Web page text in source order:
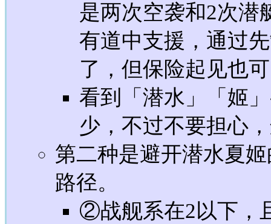
是两次空袭和2次潜
有道中支援，通过
了，但保险起见也
看到「潜水」「姬
少，不过不要担心
第二种是避开潜水夏
路径。
②战舰系在2以下，